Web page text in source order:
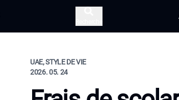
UAE, STYLE DE VIE
2026. 05. 24